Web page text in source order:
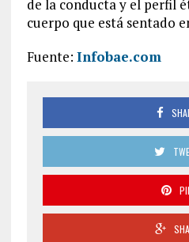
de la conducta y el perfil
cuerpo que está sentado
Fuente: Infobae.com